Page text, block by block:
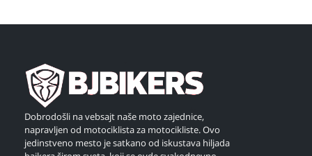
Dobrodošli na vebsajt naše moto zajednice,
napravljen od motociklista za motocikliste. Ovo
jedinstveno mesto je satkano od iskustava hiljada